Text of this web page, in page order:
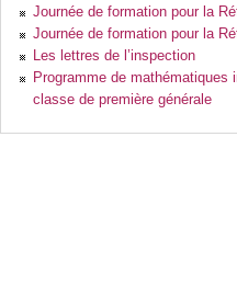
Journée de formation pour la
Journée de formation pour la
Les lettres de l’inspection
Programme de mathématiques
classe de première générale